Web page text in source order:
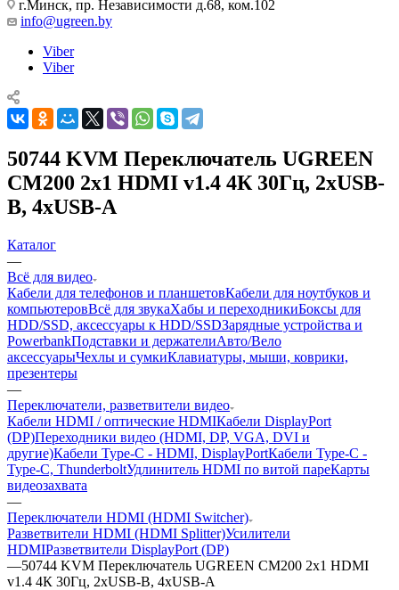
г.Минск, пр. Независимости д.68, ком.102
info@ugreen.by
Viber
Viber
50744 KVM Переключатель UGREEN
CM200 2x1 HDMI v1.4 4К 30Гц, 2xUSB-
B, 4xUSB-A
Каталог
—
Всё для видео
Кабели для телефонов и планшетовКабели для ноутбуков и
компьютеровВсё для звукаХабы и переходникиБоксы для
HDD/SSD, аксессуары к HDD/SSDЗарядные устройства и
PowerbankПодставки и держателиАвто/Вело
аксессуарыЧехлы и сумкиКлавиатуры, мыши, коврики,
презентеры
—
Переключатели, разветвители видео
Кабели HDMI / оптические HDMIКабели DisplayPort
(DP)Переходники видео (HDMI, DP, VGA, DVI и
другие)Кабели Type-C - HDMI, DisplayPortКабели Type-C -
Type-C, ThunderboltУдлинитель HDMI по витой пареКарты
видеозахвата
—
Переключатели HDMI (HDMI Switcher)
Разветвители HDMI (HDMI Splitter)Усилители
HDMIРазветвители DisplayPort (DP)
—50744 KVM Переключатель UGREEN CM200 2x1 HDMI
v1.4 4К 30Гц, 2xUSB-B, 4xUSB-A